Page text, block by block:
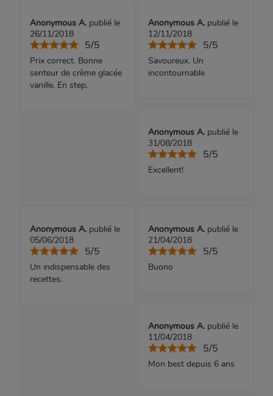
Anonymous A. publié le
26/11/2018
5/5
Prix correct. Bonne
senteur de crème glacée
vanille. En step.
Anonymous A. publié le
12/11/2018
5/5
Savoureux. Un
incontournable
Anonymous A. publié le
31/08/2018
5/5
Excellent!
Anonymous A. publié le
05/06/2018
5/5
Un indispensable des
recettes.
Anonymous A. publié le
21/04/2018
5/5
Buono
Anonymous A. publié le
11/04/2018
5/5
Mon best depuis 6 ans